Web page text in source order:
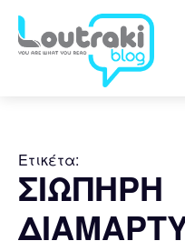
Ετικέτα:
ΣΙΩΠΗΡΗ